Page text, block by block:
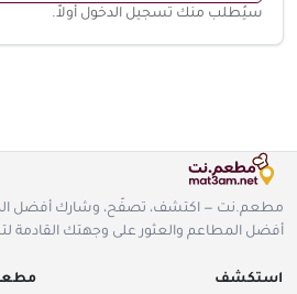
سيُطلب منك تسجيل الدخول أولاً.
مطعم.نت — اكتشف، تصفّح، وشارك أفضل
أفضل المطاعم والعثور على وجهتك القادمة
استكشف